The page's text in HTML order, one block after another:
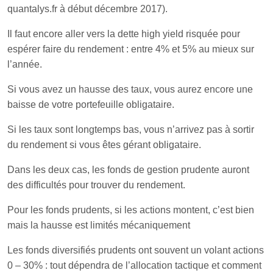
quantalys.fr à début décembre 2017).
Il faut encore aller vers la dette high yield risquée pour
espérer faire du rendement : entre 4% et 5% au mieux sur
l’année.
Si vous avez un hausse des taux, vous aurez encore une
baisse de votre portefeuille obligataire.
Si les taux sont longtemps bas, vous n’arrivez pas à sortir
du rendement si vous êtes gérant obligataire.
Dans les deux cas, les fonds de gestion prudente auront
des difficultés pour trouver du rendement.
Pour les fonds prudents, si les actions montent, c’est bien
mais la hausse est limités mécaniquement
Les fonds diversifiés prudents ont souvent un volant actions
0 – 30% : tout dépendra de l’allocation tactique et comment